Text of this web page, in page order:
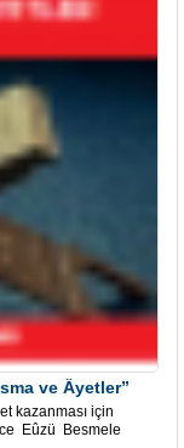
ve Âyetler”
kazanması için
Eûzü Besmele